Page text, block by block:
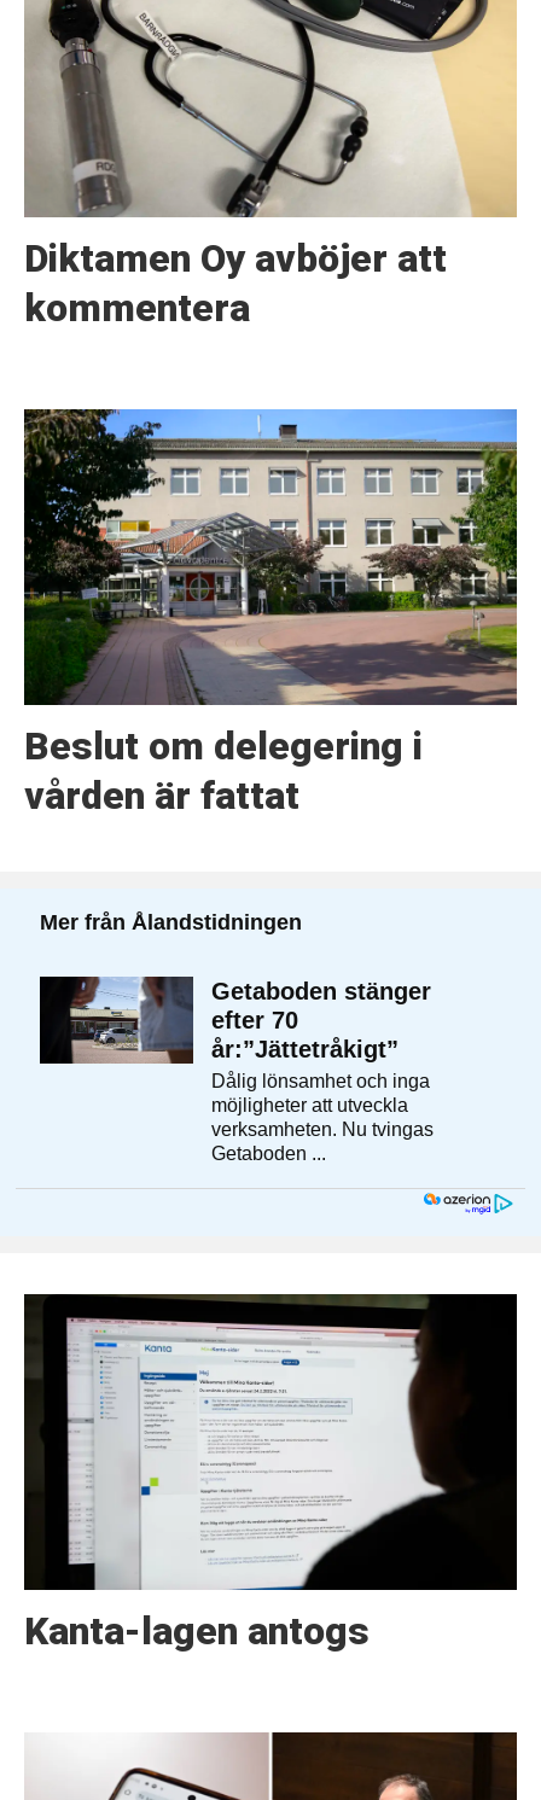
Diktamen Oy avböjer att
kommentera
Beslut om delegering i
vården är fattat
Kanta-lagen antogs